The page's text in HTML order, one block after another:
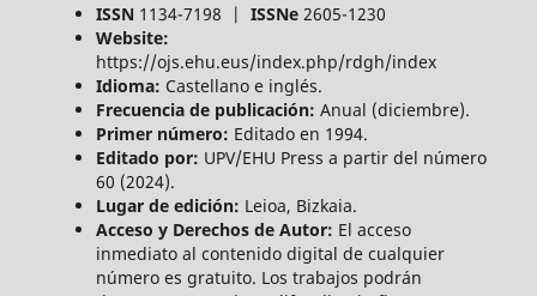
ISSN1134-7198 | ISSNe2605-1230
Website:
https://ojs.ehu.eus/index.php/rdgh/index
Idioma: Castellano e inglés.
Frecuencia de publicación: Anual (diciembre).
Primer número: Editado en 1994.
Editado por: UPV/EHU Press a partir del número
60 (2024).
Lugar de edición: Leioa, Bizkaia.
Acceso y Derechos de Autor: El acceso
inmediato al contenido digital de cualquier
número es gratuito. Los trabajos podrán